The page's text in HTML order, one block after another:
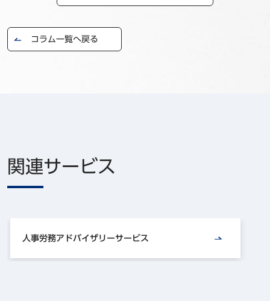
コラム一覧へ戻る
関連サービス
人事労務アドバイザリーサービス